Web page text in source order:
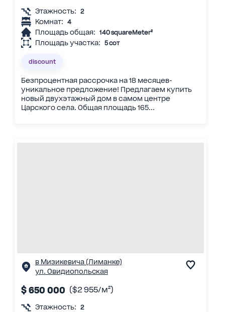
Этажность: 2
Комнат: 4
Площадь общая: 140 squareMeter²
Площадь участка: 5 сот
discount
Безпроцентная рассрочка на 18 месяцев-
уникальное предложение! Предлагаем купить
новый двухэтажный дом в самом центре
Царского села. Общая площадь 165...
в Мизикевича (Лиманке)
ул. Овидиопольская
$ 650 000 ($2 955/м²)
Этажность: 2